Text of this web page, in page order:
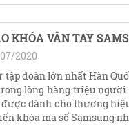
KHÓA VÂN TAY
2020
tập đoàn lớn nhất Hàn
lòng hàng triệu
dành cho thương
khóa mã số Samsung